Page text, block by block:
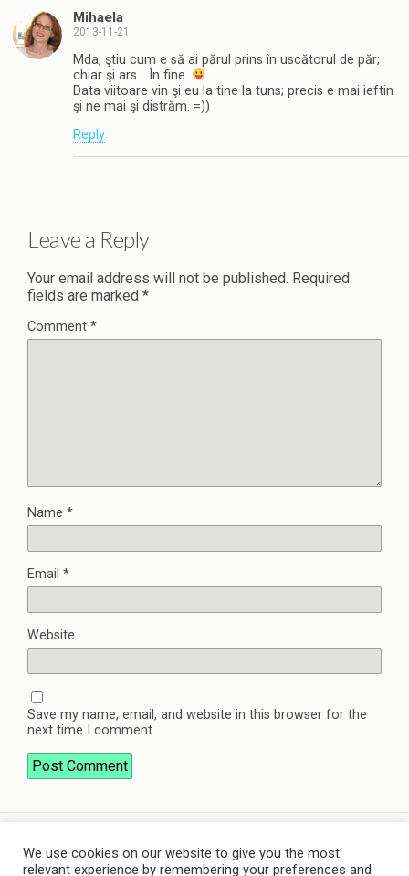
Mihaela
2013-11-21
Mda, ştiu cum e să ai părul prins în uscătorul de păr;
chiar şi ars… În fine.
Data viitoare vin şi eu la tine la tuns; precis e mai ieftin
şi ne mai şi distrăm. =))
Reply
Leave a Reply
Your email address will not be published. Required
fields are marked *
Comment *
Name *
Email *
Website
Save my name, email, and website in this browser for the
next time I comment.
Back to top
We use cookies on our website to give you the most
relevant experience by remembering your preferences and